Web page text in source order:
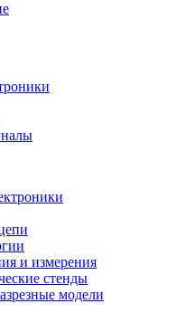
и измерения
стенды
модели